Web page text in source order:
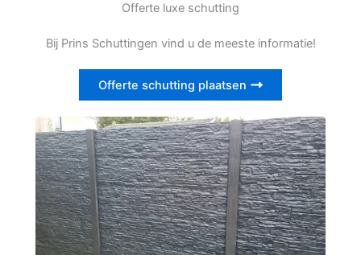
Offerte luxe schutting
Bij Prins Schuttingen vind u de meeste informatie!
Offerte schutting plaatsen